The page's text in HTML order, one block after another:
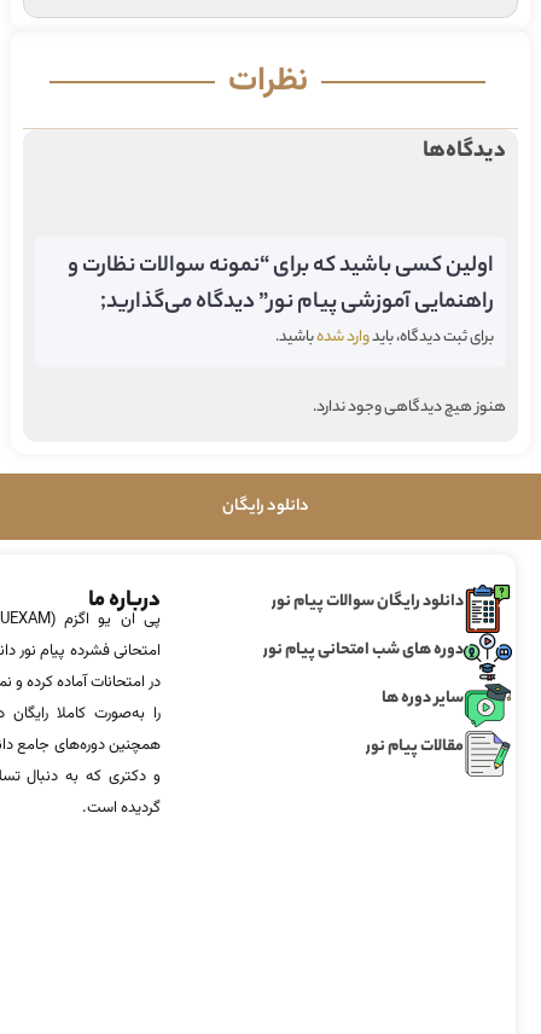
نظرات
دیدگاه‌ها
اولین کسی باشید که برای “نمونه سوالات نظارت و
راهنمایی آموزشی پیام نور” دیدگاه می‌گذارید;
برای ثبت دیدگاه، بایدوارد شدهباشید.
هنوز هیچ دیدگاهی وجود ندارد.
دانلود رایگان
دانلود رایگان سوالات پیام نور
دوره های شب امتحانی پیام نور
سایر دوره ها
مقالات پیام نور
درباره ما
امتحانی فشرده پیام نور
در امتحانات آماده‌ کرده
را به‌صورت کاملا
همچنین دوره‌های جامع
و دکتری که به دنبال
گردیده است.